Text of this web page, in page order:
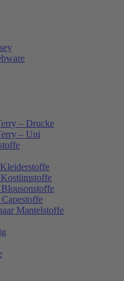
– Drucke
– Uni
Mantelstoffe